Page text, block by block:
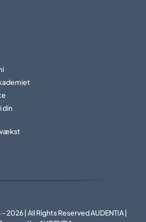
din
vækst
2026 | All Rights Reserved AUDENTIA |